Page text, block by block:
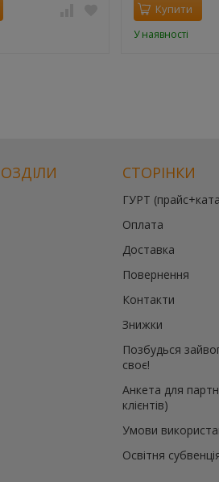
Купити
У наявності
СТОРІНКИ
ГУРТ
Оплата
Доставка
Повернення
Контакти
Знижки
Позбудься
своє!
Анкета для
клієнтів)
Умови
Освітня